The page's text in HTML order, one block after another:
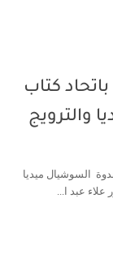
كتاب
والترويج
السوشيال ميديا
عبد ا...